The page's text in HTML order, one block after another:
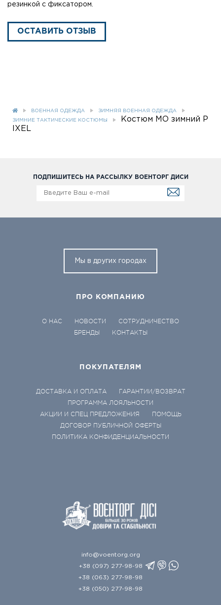
резинкой с фиксатором.
ОСТАВИТЬ ОТЗЫВ
ВОЕННАЯ ОДЕЖДА ЗИМНЯЯ ВОЕННАЯ ОДЕЖДА
ЗИМНИЕ ТАКТИЧЕСКИЕ КОСТЮМЫ
Костюм MO зимний P
IXEL
ПОДПИШИТЕСЬ НА РАССЫЛКУ ВОЕНТОРГ ДИСИ
Мы в других городах
ПРО КОМПАНИЮ
О НАС НОВОСТИ
СОТРУДНИЧЕСТВО
БРЕНДЫ
КОНТАКТЫ
ПОКУПАТЕЛЯМ
ДОСТАВКА И ОПЛАТА
ГАРАНТИИ/ВОЗВРАТ
ПРОГРАММА ЛОЯЛЬНОСТИ
АКЦИИ И СПЕЦ ПРЕДЛОЖЕНИЯ
ПОМОЩЬ
ДОГОВОР ПУБЛИЧНОЙ ОФЕРТЫ
ПОЛИТИКА КОНФИДЕНЦИАЛЬНОСТИ
info@voentorg.org
+38 (097) 277-98-98
+38 (063) 277-98-98
+38 (050) 277-98-98